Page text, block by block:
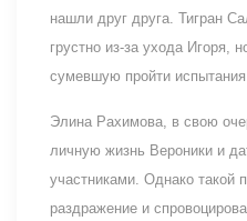
нашли друг друга. Тигран
грустно из-за ухода Игоря,
сумевшую пройти
Элина Рахимова, в свою
личную жизнь Вероники и
участниками. Однако такой
раздражение и